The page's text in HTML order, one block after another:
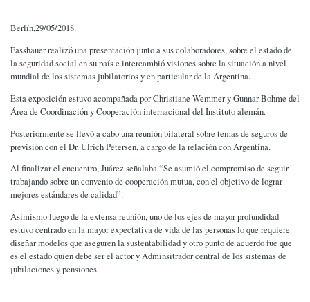
Berlín,29/05/2018.
Fasshauer realizó una presentación junto a sus colaboradores, sobre el estado de
la seguridad social en su país e intercambió visiones sobre la situación a nivel
mundial de los sistemas jubilatorios y en particular de la Argentina.
Esta exposición estuvo acompañada por Christiane Wemmer y Gunnar Bohme del
Área de Coordinación y Cooperación internacional del Instituto alemán.
Posteriormente se llevó a cabo una reunión bilateral sobre temas de seguros de
previsión con el Dr. Ulrich Petersen, a cargo de la relación con Argentina.
Al finalizar el encuentro, Juárez señalaba “Se asumió el compromiso de seguir
trabajando sobre un convenio de cooperación mutua, con el objetivo de lograr
mejores estándares de calidad”.
Asimismo luego de la extensa reunión, uno de los ejes de mayor profundidad
estuvo centrado en la mayor expectativa de vida de las personas lo que requiere
diseñar modelos que aseguren la sustentabilidad y otro punto de acuerdo fue que
es el estado quien debe ser el actor y Adminsitrador central de los sistemas de
jubilaciones y pensiones.